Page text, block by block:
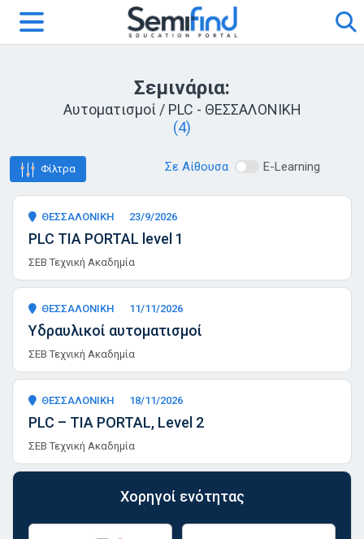
Σεμινάρια:
Αυτοματισμοί / PLC - ΘΕΣΣΑΛΟΝΙΚΗ
(4)
Φίλτρα Σε Αίθουσα E-Learning
ΘΕΣΣΑΛΟΝΙΚΗ 23/9/2026
PLC TIA PORTAL level 1
ΣΕΒ Τεχνική Ακαδημία
ΘΕΣΣΑΛΟΝΙΚΗ 11/11/2026
Υδραυλικοί αυτοματισμοί
ΣΕΒ Τεχνική Ακαδημία
ΘΕΣΣΑΛΟΝΙΚΗ 18/11/2026
PLC – TIA PORTAL, Level 2
ΣΕΒ Τεχνική Ακαδημία
Χορηγοί ενότητας